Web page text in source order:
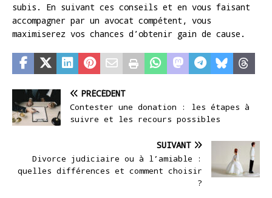
subis. En suivant ces conseils et en vous faisant
accompagner par un avocat compétent, vous
maximiserez vos chances d’obtenir gain de cause.
PRÉCÉDENT
Contester une donation : les étapes à
suivre et les recours possibles
SUIVANT
Divorce judiciaire ou à l’amiable :
quelles différences et comment choisir
?